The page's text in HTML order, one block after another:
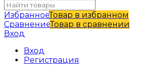
ИзбранноеТовар в избранном
СравнениеТовар в сравнении
Вход
Вход
Регистрация